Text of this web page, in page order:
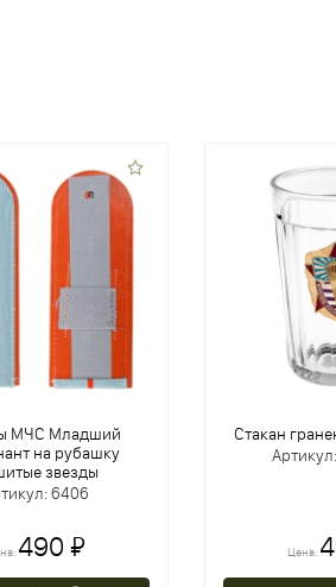
МЧС Младший
на рубашку
звезды
6406
490 ₽
Стакан
Цена: